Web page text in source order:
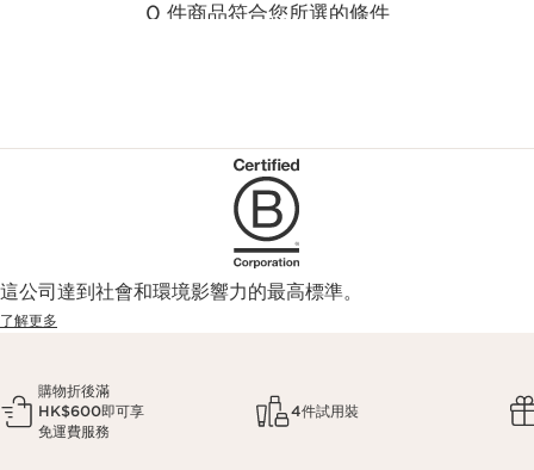
0 件商品符合您所選的條件
這公司達到社會和環境影響力的最高標準。
了解更多
購物折後滿
HK$600即可享
免運費服務
4件試用裝